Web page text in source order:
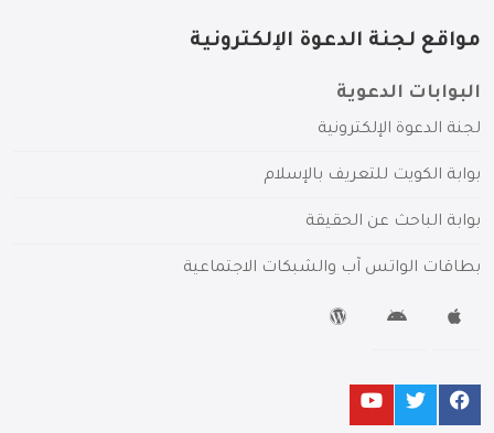
مواقع لجنة الدعوة الإلكترونية
البوابات الدعوية
لجنة الدعوة الإلكترونية
بوابة الكويت للتعريف بالإسلام
بوابة الباحث عن الحقيقة
بطاقات الواتس آب والشبكات الاجتماعية